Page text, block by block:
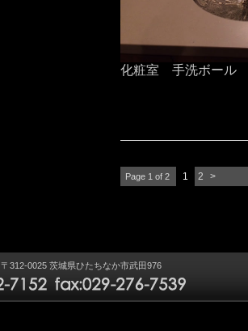
化粧室 手洗ボール
Page 1 of 2 1 2 >
〒312-0025 茨城県ひたちなか市武田976